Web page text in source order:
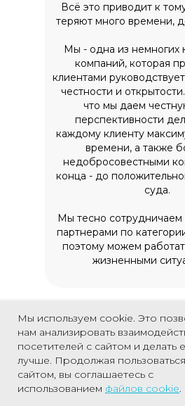
Всё это приводит к
теряют много времени,
Мы - одна из немногих
компаний, которая
клиентами
честности и
что мы даем
перспективности
каждому клиенту
времени, а также
недобросовестными
конца - до
суда.
Мы тесно сотрудничаем
партнерами по
поэтому можем
жизненными
Наши
Во время ежедневной
юристы
Позвонить
Мы используем cookie. Это
нам анализировать
посетителей с сайтом и делать
лучше. Продолжая пользоваться
сайтом, вы соглашаетесь с
использованием файлов cookie.